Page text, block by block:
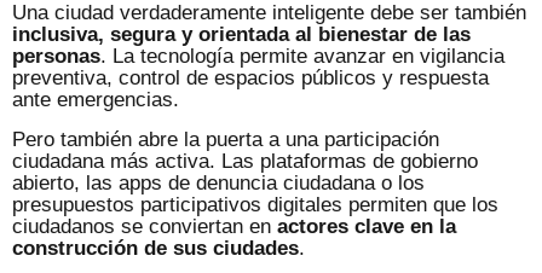
Una ciudad verdaderamente inteligente debe ser también
inclusiva, segura y orientada al bienestar de las
personas. La tecnología permite avanzar en vigilancia
preventiva, control de espacios públicos y respuesta
ante emergencias.
Pero también abre la puerta a una participación
ciudadana más activa. Las plataformas de gobierno
abierto, las apps de denuncia ciudadana o los
presupuestos participativos digitales permiten que los
ciudadanos se conviertan en actores clave en la
construcción de sus ciudades.